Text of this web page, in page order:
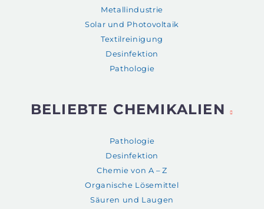
Metallindustrie
Solar und Photovoltaik
Textilreinigung
Desinfektion
Pathologie
BELIEBTE CHEMIKALIEN
Pathologie
Desinfektion
Chemie von A – Z
Organische Lösemittel
Säuren und Laugen